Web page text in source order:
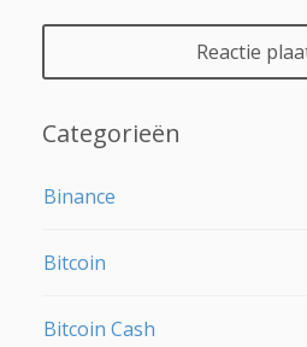
Categorieën
Binance
Bitcoin
Bitcoin Cash